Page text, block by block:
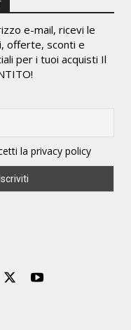
e-mail, ricevi le
offerte, sconti e
per i tuoi acquisti Il
la privacy policy